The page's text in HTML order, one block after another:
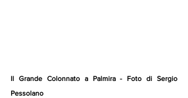
Il Grande Colonnato a Palmira - Foto di Sergio
Pessolano